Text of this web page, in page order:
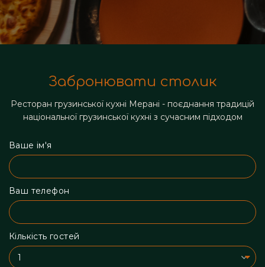
Забронювати столик
Ресторан грузинської кухні Мерані - поєднання традицій
національної грузинської кухні з сучасним підходом
Ваше ім'я
Ваш телефон
Кількість гостей